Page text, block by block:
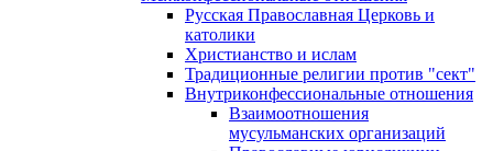
Русская Православная Церковь и
католики
Христианство и ислам
Традиционные религии против "сект"
Внутриконфессиональные отношения
Взаимоотношения
мусульманских организаций